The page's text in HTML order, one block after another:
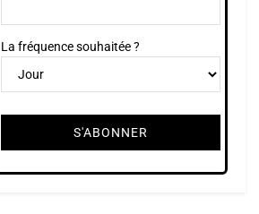
La fréquence souhaitée ?